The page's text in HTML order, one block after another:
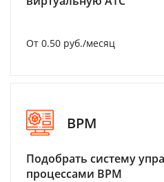
От 0.50 руб./месяц
BPM
Подобрать систему
процессами BPM